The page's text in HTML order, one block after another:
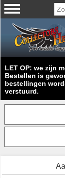
LET OP: we zijn
Bestellen is
bestellingen
verstuurd.